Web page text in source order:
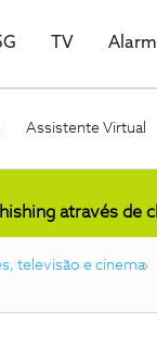
TV
Assistente Virtual
através de
televisão e cinema